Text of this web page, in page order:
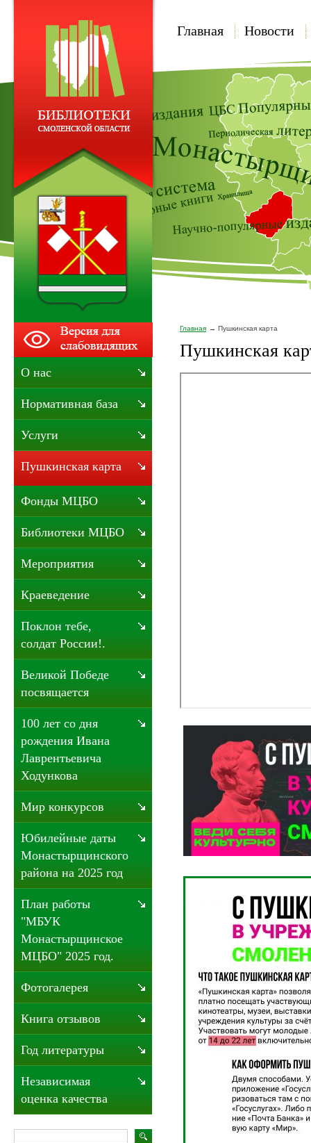
Главная Новости
Главная Пушкинская карта
Пушкинская
О нас
Нормативная база
Услуги
Пушкинская карта
Фонды МЦБО
Библиотеки МЦБО
Мероприятия
Краеведение
Поклон тебе,
солдат России!.
Великой Победе
посвящается
100 лет со дня
рождения Ивана
Лаврентьевича
Ходункова
Мир конкурсов
Юбилейные даты
Монастырщинского
района на 2025 год
План работы
"МБУК
Монастырщинское
МЦБО" 2025 год.
Фотогалерея
Книга отзывов
Год литературы
Независимая
оценка качества